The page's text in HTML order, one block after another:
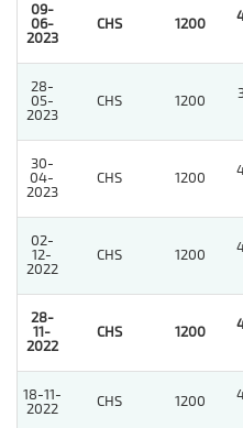
09-
06-
2023
CHS 1200
28-
05-
2023
CHS 1200
30-
04-
2023
CHS 1200
02-
12-
2022
CHS 1200
28-
11-
2022
CHS 1200
18-11-
2022
CHS 1200